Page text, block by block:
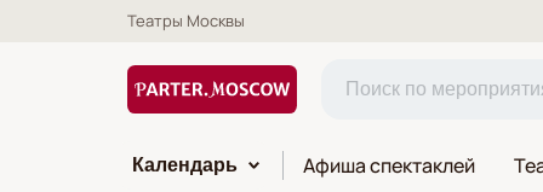
Театры Москвы
Календарь Афиша спектаклей